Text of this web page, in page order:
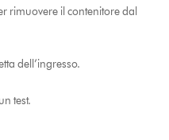
rimuovere il contenitore dal
dell’ingresso.
test.